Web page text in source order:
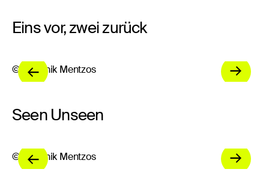
Eins vor, zwei zurück
© Dominik Mentzos
Seen Unseen
© Dominik Mentzos